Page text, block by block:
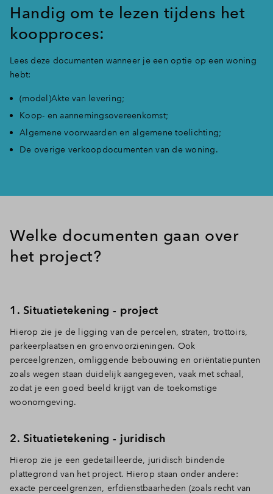
Handig om te lezen tijdens het
koopproces:
Lees deze documenten wanneer je een optie op een woning
hebt:
(model)Akte van levering;
Koop- en aannemingsovereenkomst;
Algemene voorwaarden en algemene toelichting;
De overige verkoopdocumenten van de woning.
Welke documenten gaan over
het project?
1. Situatietekening - project
Hierop zie je de ligging van de percelen, straten, trottoirs,
parkeerplaatsen en groenvoorzieningen. Ook
perceelgrenzen, omliggende bebouwing en oriëntatiepunten
zoals wegen staan duidelijk aangegeven, vaak met schaal,
zodat je een goed beeld krijgt van de toekomstige
woonomgeving.
2. Situatietekening - juridisch
Hierop zie je een gedetailleerde, juridisch bindende
plattegrond van het project. Hierop staan onder andere:
exacte perceelgrenzen, erfdienstbaarheden (zoals recht van